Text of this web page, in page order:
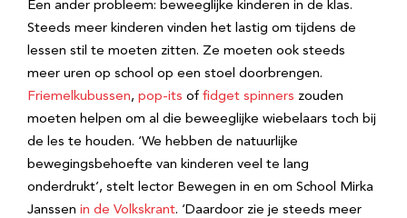
Een ander probleem: beweeglijke kinderen in de klas.
Steeds meer kinderen vinden het lastig om tijdens de
lessen stil te moeten zitten. Ze moeten ook steeds
meer uren op school op een stoel doorbrengen.
Friemelkubussen, pop-its of fidget spinners zouden
moeten helpen om al die beweeglijke wiebelaars toch bij
de les te houden. ‘We hebben de natuurlijke
bewegingsbehoefte van kinderen veel te lang
onderdrukt’, stelt lector Bewegen in en om School Mirka
Janssen in de Volkskrant. ‘Daardoor zie je steeds meer